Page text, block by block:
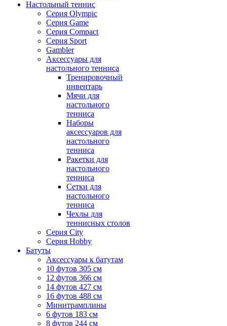
Настольный теннис
Серия Olympic
Серия Game
Серия Compact
Серия Sport
Gambler
Аксессуары для
настольного тенниса
Тренировочный
инвентарь
Мячи для
настольного
тенниса
Наборы
аксессуаров для
настольного
тенниса
Ракетки для
настольного
тенниса
Сетки для
настольного
тенниса
Чехлы для
теннисных столов
Серия City
Серия Hobby
Батуты
Аксессуары к батутам
10 футов 305 см
12 футов 366 см
14 футов 427 см
16 футов 488 см
Минитрамплины
6 футов 183 см
8 футов 244 см